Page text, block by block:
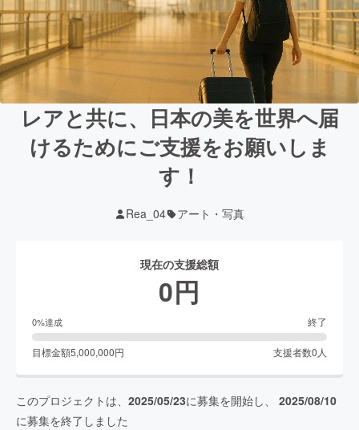
レアと共に、日本の美を世界へ届
けるためにご支援をお願いしま
す！
Rea_04 アート・写真
現在の支援総額
0円
0%達成 終了
目標金額5,000,000円 支援者数0人
このプロジェクトは、 2025/05/23に募集を開始し、 2025/08/10
に募集を終了しました